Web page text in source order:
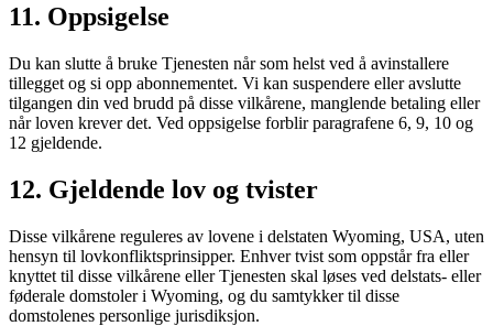
11. Oppsigelse
Du kan slutte å bruke Tjenesten når som helst ved å avinstallere
tillegget og si opp abonnementet. Vi kan suspendere eller avslutte
tilgangen din ved brudd på disse vilkårene, manglende betaling eller
når loven krever det. Ved oppsigelse forblir paragrafene 6, 9, 10 og
12 gjeldende.
12. Gjeldende lov og tvister
Disse vilkårene reguleres av lovene i delstaten Wyoming, USA, uten
hensyn til lovkonfliktsprinsipper. Enhver tvist som oppstår fra eller
knyttet til disse vilkårene eller Tjenesten skal løses ved delstats- eller
føderale domstoler i Wyoming, og du samtykker til disse
domstolenes personlige jurisdiksjon.